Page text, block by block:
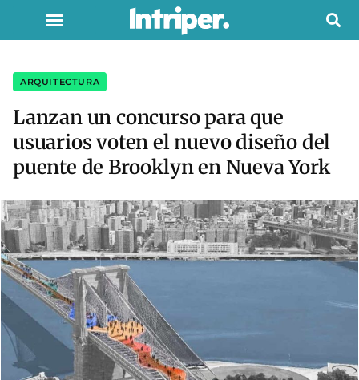
ARQUITECTURA
Lanzan un concurso para que
usuarios voten el nuevo diseño del
puente de Brooklyn en Nueva York